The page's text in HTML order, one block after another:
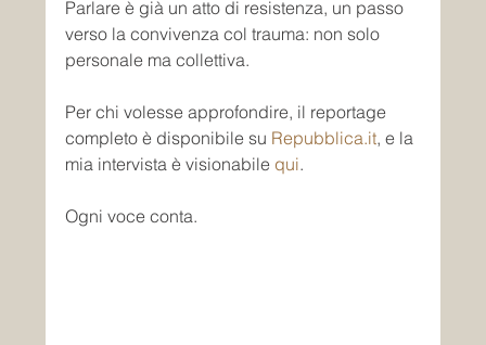
Parlare è già un atto di resistenza, un passo
verso la convivenza col trauma: non solo
personale ma collettiva.
Per chi volesse approfondire, il reportage
completo è disponibile su Repubblica.it, e la
mia intervista è visionabile qui.
Ogni voce conta.